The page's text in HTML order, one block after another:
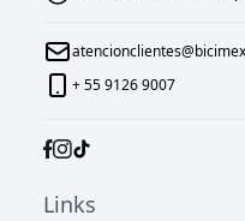
+ 55 9126 9007
Links